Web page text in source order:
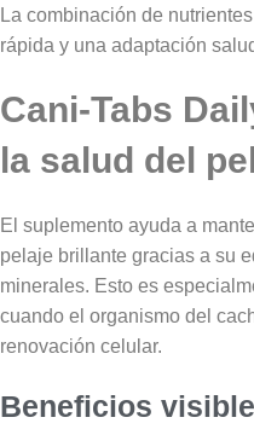
La combinación de
rápida y una adaptación
Cani-Tabs
la salud del
El suplemento ayuda a
pelaje brillante gracias a su
minerales. Esto es
cuando el organismo del
renovación celular.
Beneficios